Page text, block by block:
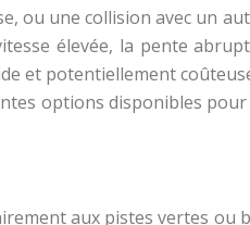
ou une collision avec un
élevée, la pente
et potentiellement
options disponibles
aux pistes vertes ou